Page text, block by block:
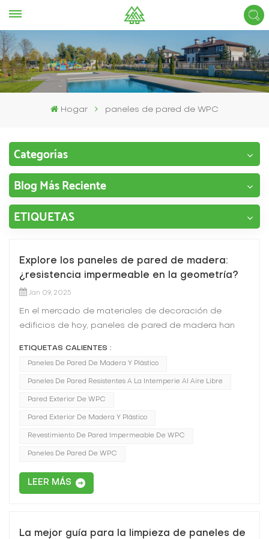
Hogar paneles de pared de WPC
Categorías
Blog Más Reciente
ETIQUETAS
Explore los paneles de pared de madera:
¿resistencia impermeable en la geometría?
Jan 09, 2025
En el mercado de materiales de decoración de
edificios de hoy, paneles de pared de madera han
madera, ¿realmente impermeables? Hoy,
descubrimos. En primer lugar, tenemos que
lidiar con el complejo entorno al aire libre. Está
expuesto al viento y al sol, la lluvia y las condiciones
buen estado. Su fórmula de material especial le
clave. Cuando la lluvia lo golpea, no penetra
ETIQUETAS CALIENTES :
Paneles De Pared De Madera Y Plástico
Paneles De Pared Resistentes A La Intemperie Al Aire Libre
Pared Exterior De WPC
Pared Exterior De Madera Y Plástico
Revestimiento De Pared Impermeable De WPC
Paneles De Pared De WPC
LEER MÁS
La mejor guía para la limpieza de paneles de